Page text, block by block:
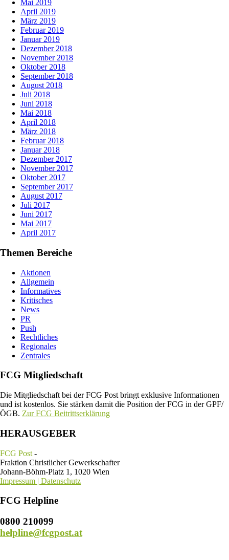
Mai 2019
April 2019
März 2019
Februar 2019
Januar 2019
Dezember 2018
November 2018
Oktober 2018
September 2018
August 2018
Juli 2018
Juni 2018
Mai 2018
April 2018
März 2018
Februar 2018
Januar 2018
Dezember 2017
November 2017
Oktober 2017
September 2017
August 2017
Juli 2017
Juni 2017
Mai 2017
April 2017
Themen Bereiche
Aktionen
Allgemein
Informatives
Kritisches
News
PR
Push
Rechtliches
Regionales
Zentrales
FCG Mitgliedschaft
Die Mitgliedschaft bei der FCG Post bringt exklusive Informationen
und ist kostenlos. Sie stärken damit die Position der FCG in der GPF/
ÖGB. Zur FCG Beitrittserklärung
HERAUSGEBER
FCG Post -
Fraktion Christlicher Gewerkschafter
Johann-Böhm-Platz 1, 1020 Wien
Impressum | Datenschutz
FCG Helpline
0800 210099
helpline@fcgpost.at